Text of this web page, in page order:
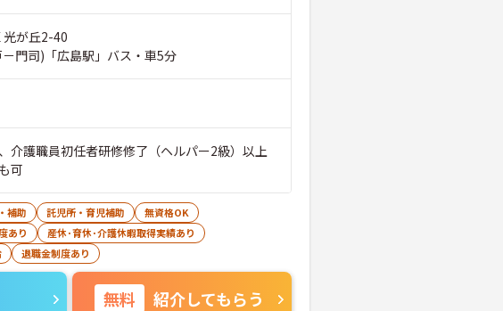
光が丘2-40
門司)「広島駅」バス・車5分
介護職員初任者研修修了（ヘルパー2級）以上
可
補助 託児所・育児補助
無資格OK
あり
産休･育休･介護休暇取得実績あり
退職金制度あり
無料 紹介してもらう